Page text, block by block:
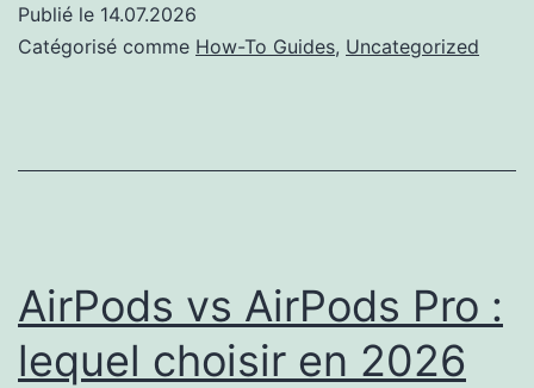
durent
Publié le 14.07.2026
Catégorisé comme How-To Guides, Uncategorized
AirPods vs AirPods Pro :
lequel choisir en 2026